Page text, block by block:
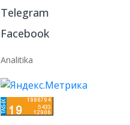
Telegram
Facebook
Analitika